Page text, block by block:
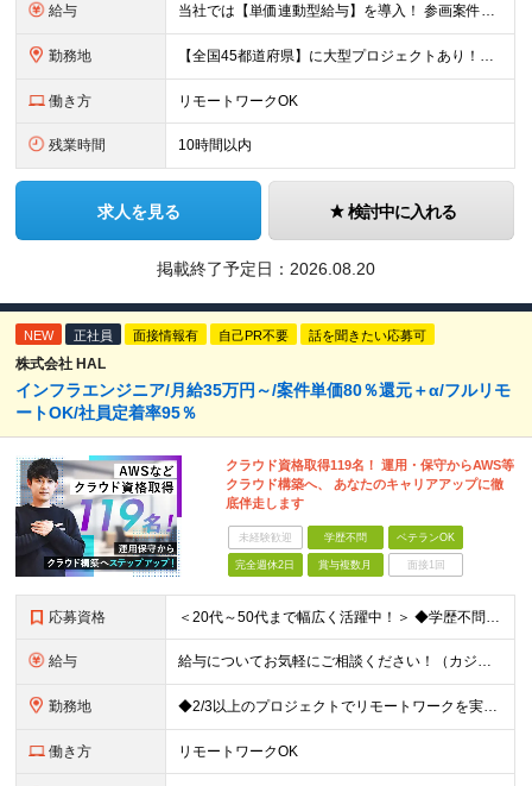
給与 当社では【単価連動型給与】を導入！ 参画案件の契約単価に連動して給与が決定。 還元率は単価の【70％～80％】と東証プライム上場グループとして高水準です！（社会保険料・教育コスト含む） ■関東：月給
勤務地 【全国45都道府県】に大型プロジェクトあり！※ 四国・沖縄を除く 主要勤務地： 北海道/宮城県/栃木県/埼玉県/千葉県/東京都/神奈川県/愛知県/大阪府/京都府/兵庫県/広島県/福岡県/熊本県 ※勤
働き方 リモートワークOK
残業時間 10時間以内
求人を見る 検討中に入れる
掲載終了予定日： 2026.08.20
NEW 正社員 面接情報有 自己PR不要 話を聞きたい応募可
株式会社 HAL
インフラエンジニア/月給35万円～/案件単価80％還元＋α/フルリモ
ートOK/社員定着率95％
クラウド資格取得119名！ 運用・保守からAWS等
クラウド構築へ、 あなたのキャリアアップに徹
底伴走します
未経験歓迎 学歴不問 ベテランOK
完全週休2日 賞与複数月 面接1回
応募資格 ＜20代～50代まで幅広く活躍中！＞ ◆学歴不問 ◆何らかのインフラ関連の実務経験 ★経験年数不問/運用監視レベルも歓迎 ＜こんな方は大歓迎！＞ ◎今の収入に不満がある ◎もっと上流の案件で活躍した
給与 給与についてお気軽にご相談ください！（カジュアル面談可能） 月給35万円～＋各種手当＋賞与2回 ※固定残業代は、時間外労働の有無に関わらず40時間分を87,500円～支給 ※超過分は別途支給 ※試用
勤務地 ◆2/3以上のプロジェクトでリモートワークを実施中！ ≪自社拠点≫ ・東京本社／東京都千代田区丸の内二丁目6番1号 丸の内パークビルディング6階 ・関西支社／⼤阪府⼤阪市中央区安⼟町2-3-13 ⼤
働き方 リモートワークOK